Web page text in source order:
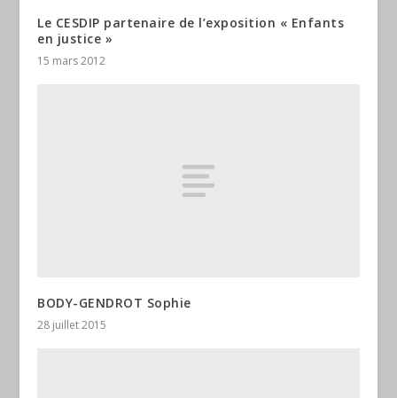
Le CESDIP partenaire de l’exposition « Enfants
en justice »
15 mars 2012
BODY-GENDROT Sophie
28 juillet 2015